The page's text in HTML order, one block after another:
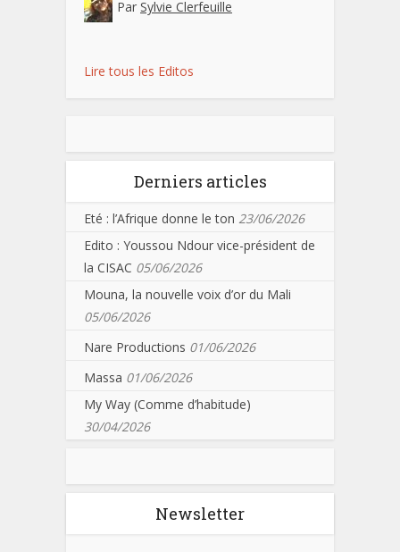
Par Sylvie Clerfeuille
Lire tous les Editos
Derniers articles
Eté : l’Afrique donne le ton 23/06/2026
Edito : Youssou Ndour vice-président de
la CISAC 05/06/2026
Mouna, la nouvelle voix d’or du Mali
05/06/2026
Nare Productions 01/06/2026
Massa 01/06/2026
My Way (Comme d’habitude)
30/04/2026
Newsletter